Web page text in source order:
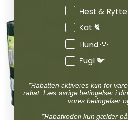
Hest &
Kat 🐈
Hund 🐶
Fugl 🐦
*Rabatten aktiveres kun for
rabat. Læs øvrige betingelser i
vores betingelser
*Rabatkoden kun gælder